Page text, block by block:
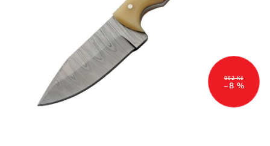
952 Kč
–8 %